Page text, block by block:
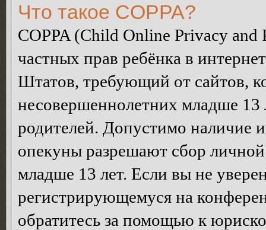
Что такое COPPA?
COPPA (Child Online Privacy
частных прав ребёнка в
Штатов, требующий от сайтов,
несовершеннолетних младше 13
родителей. Допустимо наличие
опекуны разрешают сбор
младше 13 лет. Если вы не
регистрирующемуся на
обратитесь за помощью к